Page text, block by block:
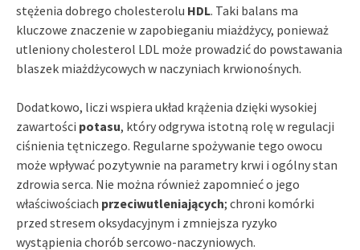
stężenia dobrego cholesterolu HDL. Taki balans ma
kluczowe znaczenie w zapobieganiu miażdżycy, ponieważ
utleniony cholesterol LDL może prowadzić do powstawania
blaszek miażdżycowych w naczyniach krwionośnych.
Dodatkowo, liczi wspiera układ krążenia dzięki wysokiej
zawartości potasu, który odgrywa istotną rolę w regulacji
ciśnienia tętniczego. Regularne spożywanie tego owocu
może wpływać pozytywnie na parametry krwi i ogólny stan
zdrowia serca. Nie można również zapomnieć o jego
właściwościach przeciwutleniających; chroni komórki
przed stresem oksydacyjnym i zmniejsza ryzyko
wystąpienia chorób sercowo-naczyniowych.